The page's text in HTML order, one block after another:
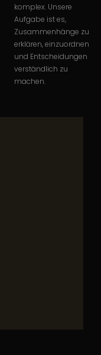
komplex. Unsere
Aufgabe ist es,
Zusammenhänge zu
erklären, einzuordnen
und Entscheidungen
verständlich zu
machen.